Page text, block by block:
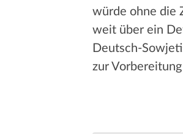
würde ohne die
weit über ein
Deutsch-
zur